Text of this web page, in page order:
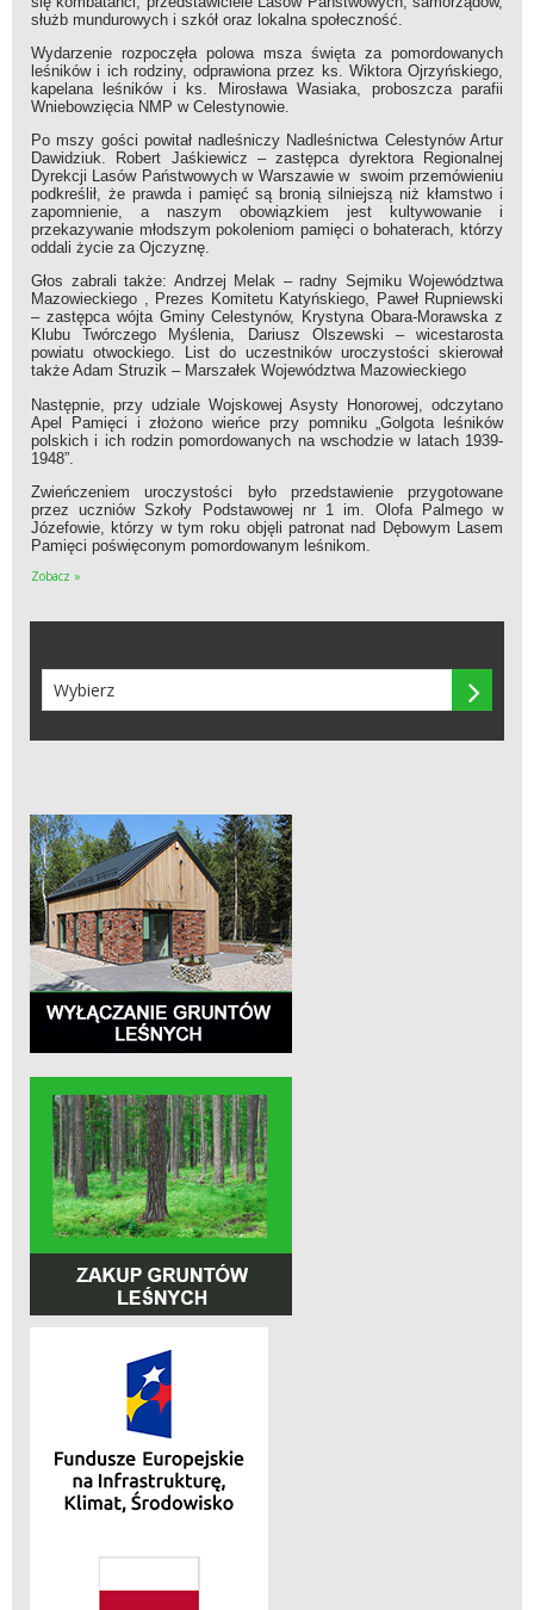
służb mundurowych i szkół oraz lokalna społeczność.
Wydarzenie rozpoczęła polowa msza święta za pomordowanych
leśników i ich rodziny, odprawiona przez ks. Wiktora Ojrzyńskiego,
kapelana leśników i ks. Mirosława Wasiaka, proboszcza parafii
Wniebowzięcia NMP w Celestynowie.
Po mszy gości powitał nadleśniczy Nadleśnictwa Celestynów Artur
Dawidziuk. Robert Jaśkiewicz – zastępca dyrektora Regionalnej
Dyrekcji Lasów Państwowych w Warszawie w swoim przemówieniu
podkreślił, że prawda i pamięć są bronią silniejszą niż kłamstwo i
zapomnienie, a naszym obowiązkiem jest kultywowanie i
przekazywanie młodszym pokoleniom pamięci o bohaterach, którzy
oddali życie za Ojczyznę.
Głos zabrali także: Andrzej Melak – radny Sejmiku Województwa
Mazowieckiego , Prezes Komitetu Katyńskiego, Paweł Rupniewski
– zastępca wójta Gminy Celestynów, Krystyna Obara-Morawska z
Klubu Twórczego Myślenia, Dariusz Olszewski – wicestarosta
powiatu otwockiego. List do uczestników uroczystości skierował
także Adam Struzik – Marszałek Województwa Mazowieckiego
Następnie, przy udziale Wojskowej Asysty Honorowej, odczytano
Apel Pamięci i złożono wieńce przy pomniku „Golgota leśników
polskich i ich rodzin pomordowanych na wschodzie w latach 1939-
1948”.
Zwieńczeniem uroczystości było przedstawienie przygotowane
przez uczniów Szkoły Podstawowej nr 1 im. Olofa Palmego w
Józefowie, którzy w tym roku objęli patronat nad Dębowym Lasem
Pamięci poświęconym pomordowanym leśnikom.
Zobacz »
